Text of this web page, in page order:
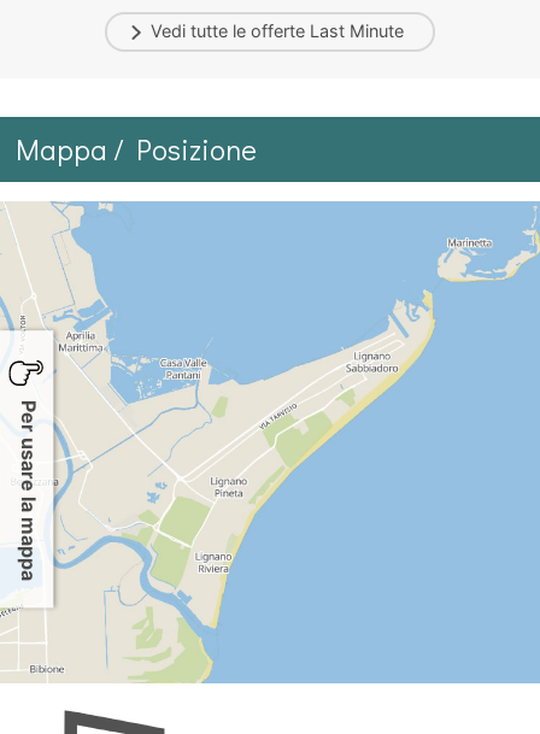
Vedi tutte le offerte Last Minute
Mappa / Posizione
Per usare la mappa